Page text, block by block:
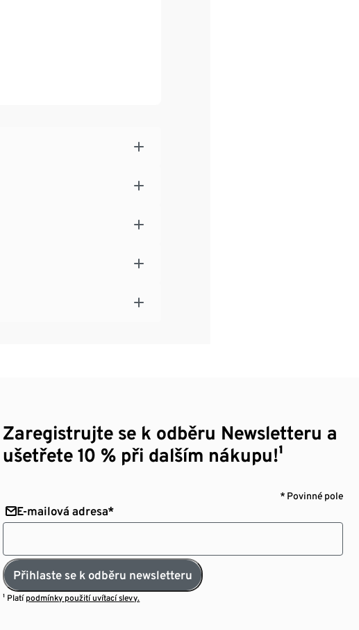
Zaregistrujte se k odběru Newsletteru a
ušetřete 10 % při dalším nákupu!¹
* Povinné pole
E-mailová adresa*
Přihlaste se k odběru newsletteru
¹ Platí podmínky použití uvítací slevy.